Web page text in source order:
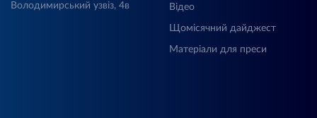
Володимирський узвіз, 4в
Відео
Щомісячний дайджест
Матеріали для преси